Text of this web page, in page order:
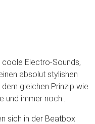
Sounds,
absolut stylishen
sich in der Beatbox